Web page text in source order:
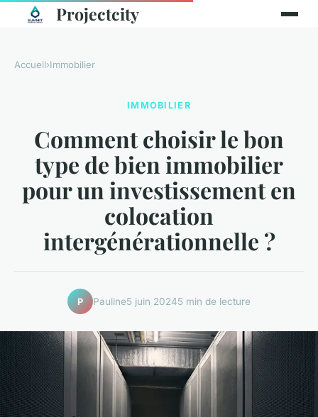
Projectcity
Accueil›Immobilier
IMMOBILIER
Comment choisir le bon
type de bien immobilier
pour un investissement en
colocation
intergénérationnelle ?
P Pauline5 juin 20245 min de lecture